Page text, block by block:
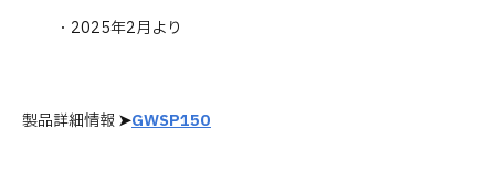
・2025年2月より
製品詳細情報➤GWSP150